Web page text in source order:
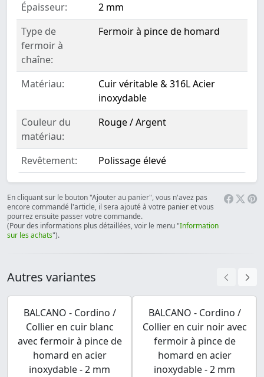
Épaisseur:
2 mm
Type de
fermoir à
chaîne:
Fermoir à pince de homard
Matériau:
Cuir véritable & 316L Acier
inoxydable
Couleur du
matériau:
Rouge / Argent
Revêtement: Polissage élevé
En cliquant sur le bouton "Ajouter au panier", vous n'avez pas
encore commandé l'article, il sera ajouté à votre panier et vous
pourrez ensuite passer votre commande.
(Pour des informations plus détaillées, voir le menu "Information
sur les achats").
Autres variantes
BALCANO - Cordino /
Collier en cuir blanc
avec fermoir à pince de
homard en acier
inoxydable - 2 mm
BALCANO - Cordino /
Collier en cuir noir avec
fermoir à pince de
homard en acier
inoxydable - 2 mm